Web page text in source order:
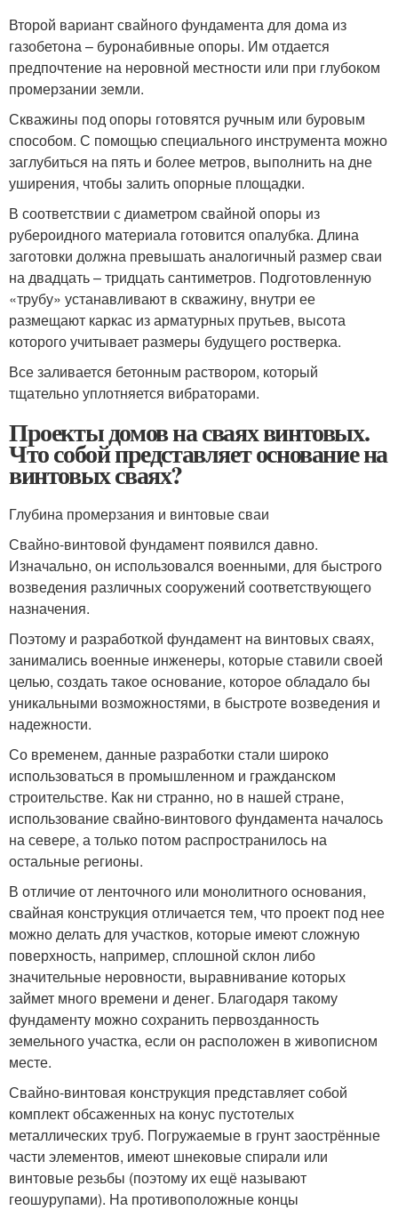
Второй вариант свайного фундамента для дома из
газобетона – буронабивные опоры. Им отдается
предпочтение на неровной местности или при глубоком
промерзании земли.
Скважины под опоры готовятся ручным или буровым
способом. С помощью специального инструмента можно
заглубиться на пять и более метров, выполнить на дне
уширения, чтобы залить опорные площадки.
В соответствии с диаметром свайной опоры из
рубероидного материала готовится опалубка. Длина
заготовки должна превышать аналогичный размер сваи
на двадцать – тридцать сантиметров. Подготовленную
«трубу» устанавливают в скважину, внутри ее
размещают каркас из арматурных прутьев, высота
которого учитывает размеры будущего ростверка.
Все заливается бетонным раствором, который
тщательно уплотняется вибраторами.
Проекты домов на сваях винтовых.
Что собой представляет основание на
винтовых сваях?
Глубина промерзания и винтовые сваи
Свайно-винтовой фундамент появился давно.
Изначально, он использовался военными, для быстрого
возведения различных сооружений соответствующего
назначения.
Поэтому и разработкой фундамент на винтовых сваях,
занимались военные инженеры, которые ставили своей
целью, создать такое основание, которое обладало бы
уникальными возможностями, в быстроте возведения и
надежности.
Со временем, данные разработки стали широко
использоваться в промышленном и гражданском
строительстве. Как ни странно, но в нашей стране,
использование свайно-винтового фундамента началось
на севере, а только потом распространилось на
остальные регионы.
В отличие от ленточного или монолитного основания,
свайная конструкция отличается тем, что проект под нее
можно делать для участков, которые имеют сложную
поверхность, например, сплошной склон либо
значительные неровности, выравнивание которых
займет много времени и денег. Благодаря такому
фундаменту можно сохранить первозданность
земельного участка, если он расположен в живописном
месте.
Свайно-винтовая конструкция представляет собой
комплект обсаженных на конус пустотелых
металлических труб. Погружаемые в грунт заострённые
части элементов, имеют шнековые спирали или
винтовые резьбы (поэтому их ещё называют
геошурупами). На противоположные концы